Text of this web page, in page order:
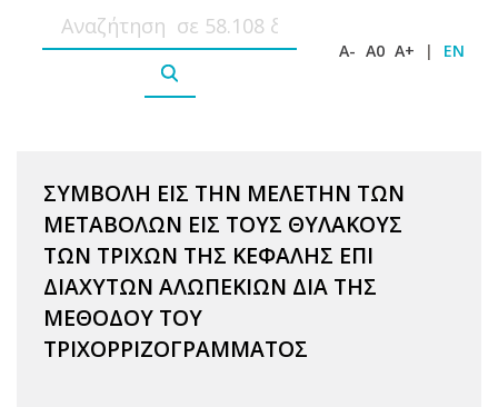
A- A0 A+ | EN
ΣΥΜΒΟΛΗ ΕΙΣ ΤΗΝ ΜΕΛΕΤΗΝ ΤΩΝ
ΜΕΤΑΒΟΛΩΝ ΕΙΣ ΤΟΥΣ ΘΥΛΑΚΟΥΣ
ΤΩΝ ΤΡΙΧΩΝ ΤΗΣ ΚΕΦΑΛΗΣ ΕΠΙ
ΔΙΑΧΥΤΩΝ ΑΛΩΠΕΚΙΩΝ ΔΙΑ ΤΗΣ
ΜΕΘΟΔΟΥ ΤΟΥ
ΤΡΙΧΟΡΡΙΖΟΓΡΑΜΜΑΤΟΣ